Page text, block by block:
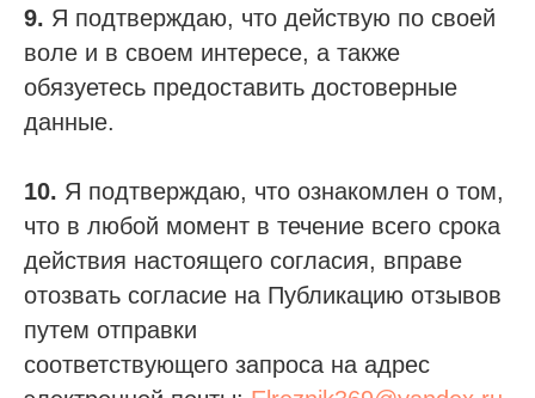
9. Я подтверждаю, что действую по своей
воле и в своем интересе, а также
обязуетесь предоставить достоверные
данные.
10. Я подтверждаю, что ознакомлен о том,
что в любой момент в течение всего срока
действия настоящего согласия, вправе
отозвать согласие на Публикацию отзывов
путем отправки
соответствующего запроса на адрес